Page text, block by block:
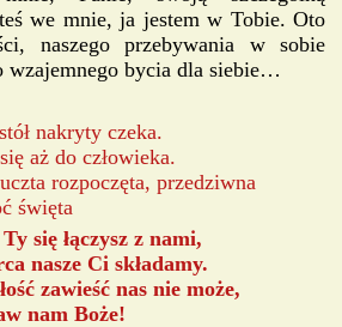
we mnie, ja jestem w Tobie. Oto
naszego przebywania w sobie
wzajemnego bycia dla siebie…
nakryty czeka.
aż do człowieka.
rozpoczęta, przedziwna
święta
się łączysz z nami,
nasze Ci składamy.
zawieść nas nie może,
nam Boże!